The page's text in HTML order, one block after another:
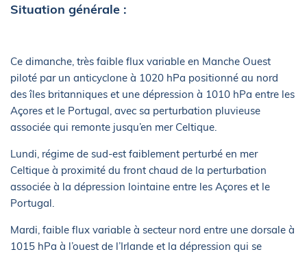
Situation générale :
Ce dimanche, très faible flux variable en Manche Ouest
piloté par un anticyclone à 1020 hPa positionné au nord
des îles britanniques et une dépression à 1010 hPa entre les
Açores et le Portugal, avec sa perturbation pluvieuse
associée qui remonte jusqu’en mer Celtique.
Lundi, régime de sud-est faiblement perturbé en mer
Celtique à proximité du front chaud de la perturbation
associée à la dépression lointaine entre les Açores et le
Portugal.
Mardi, faible flux variable à secteur nord entre une dorsale à
1015 hPa à l’ouest de l’Irlande et la dépression qui se